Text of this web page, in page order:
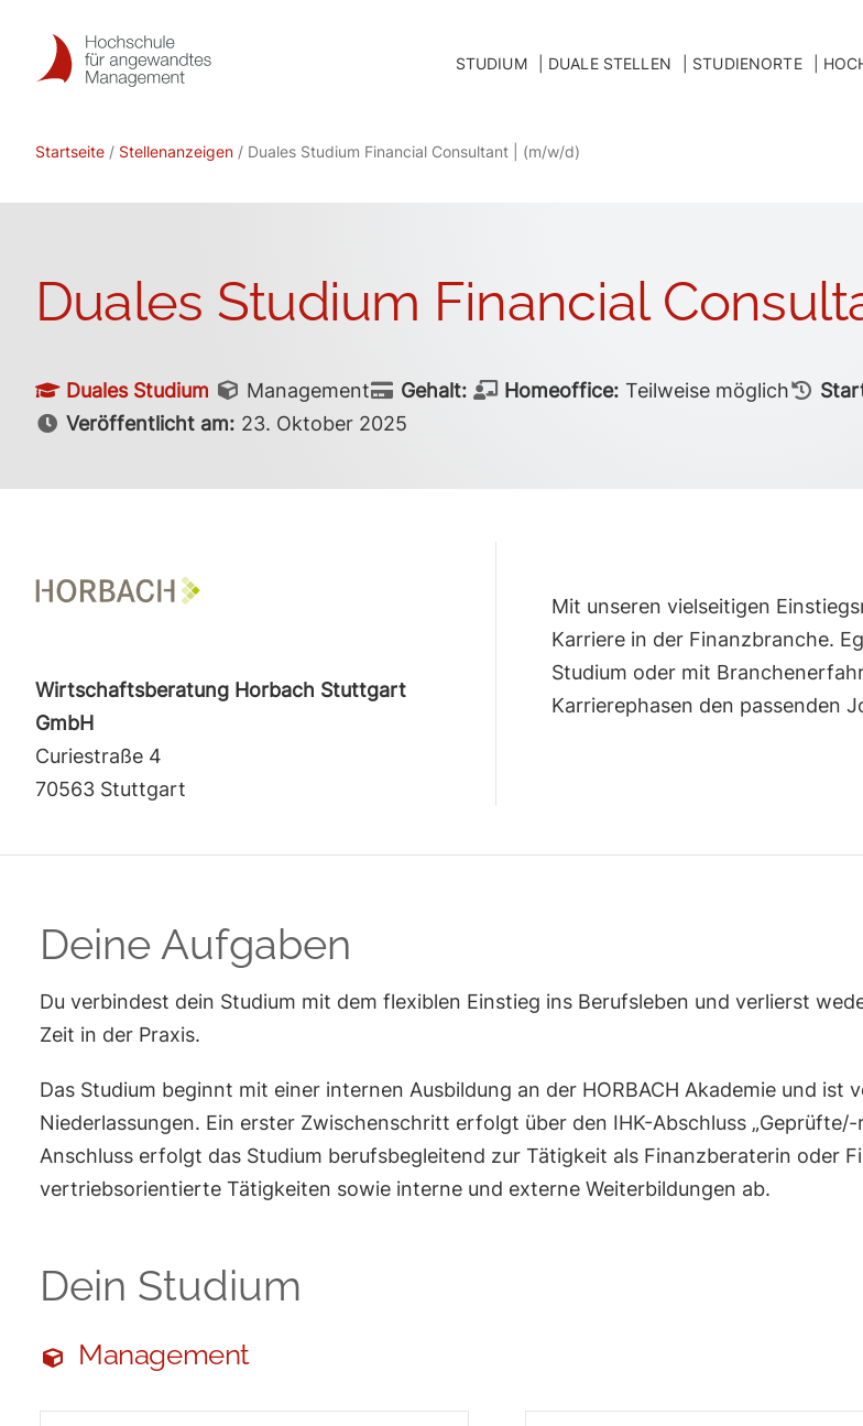
content
STUDIUM DUALE STELLEN STUDIENORTE
Startseite/ Stellenanzeigen/ Duales Studium Financial Consultant | (m/w/d)
Duales Studium Financial
Duales Studium Management Gehalt: Homeoffice: Teilweise möglich
Veröffentlicht am: 23. Oktober 2025
Wirtschaftsberatung Horbach Stuttgart
GmbH
Curiestraße 4
70563 Stuttgart
Mit unseren vielseitigen
Karriere in der Finanzbranche.
Studium oder mit
Karrierephasen den passenden
Deine Aufgaben
Du verbindest dein Studium mit dem flexiblen Einstieg ins Berufsleben und verlierst
Zeit in der Praxis.
Das Studium beginnt mit einer internen Ausbildung an der HORBACH Akademie und
Niederlassungen. Ein erster Zwischenschritt erfolgt über den IHK-Abschluss
Anschluss erfolgt das Studium berufsbegleitend zur Tätigkeit als Finanzberaterin oder
vertriebsorientierte Tätigkeiten sowie interne und externe Weiterbildungen ab.
Dein Studium
Management